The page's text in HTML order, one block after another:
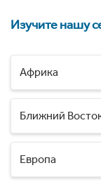
Изучите нашу
Африка
Ближний
Европа